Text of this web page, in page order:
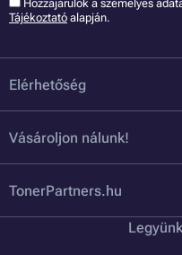
Hozzájárulok a szémelyes
Tájékoztató alapján.
Elérhetőség
Vásároljon nálunk!
TonerPartners.hu